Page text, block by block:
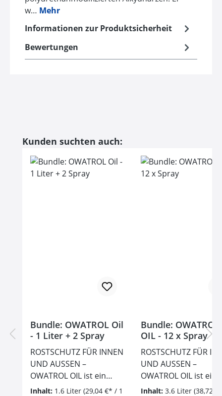
w… Mehr
Informationen zur Produktsicherheit
Bewertungen
Produktgalerie überspringen
Kunden suchten auch:
Bundle: OWATROL Oil
- 1 Liter + 2 Spray
ROSTSCHUTZ FÜR INNEN
UND AUSSEN –
OWATROL OIL ist ein
Rostschutzmittel für viele
Inhalt: 1.6 Liter (29,04 €* / 1
Bundle: OWATROL
OIL - 12 x Spray
ROSTSCHUTZ FÜR
UND AUSSEN –
OWATROL OIL ist ein
Rostschutzmittel für
Inhalt:3.6 Liter(38,72